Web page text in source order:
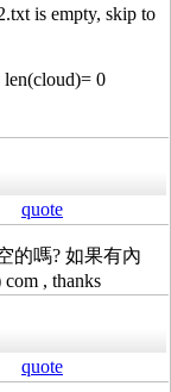
is empty, skip to
0
quote
的嗎? 如果有內
, thanks
quote